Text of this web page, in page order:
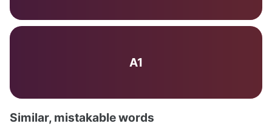
A1
Similar, mistakable words